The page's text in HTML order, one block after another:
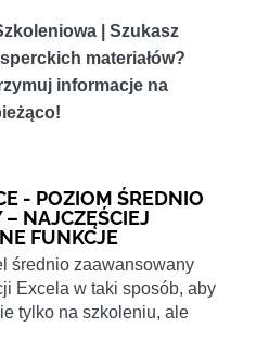
| Szukasz
materiałów?
informacje na
- POZIOM ŚREDNIO
NAJCZĘŚCIEJ
FUNKCJE
średnio zaawansowany
Excela w taki sposób, aby
tylko na szkoleniu, ale